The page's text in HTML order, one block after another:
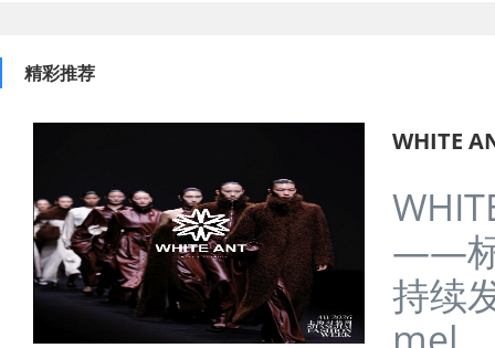
精彩推荐
WHITE
——标
持续